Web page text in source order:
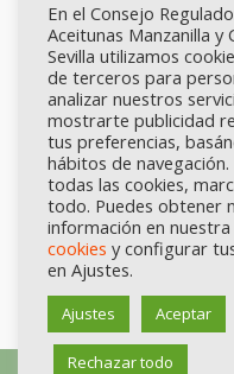
Calidad certificada
En el Consejo
Aceitunas Manzanilla y
Sevilla utilizamos
de terceros para
analizar nuestros
mostrarte publicidad
tus preferencias,
hábitos de
todas las cookies,
todo. Puedes obtener
información en nuestra
cookies y configurar
en Ajustes.
Ajustes Aceptar
Rechazar todo